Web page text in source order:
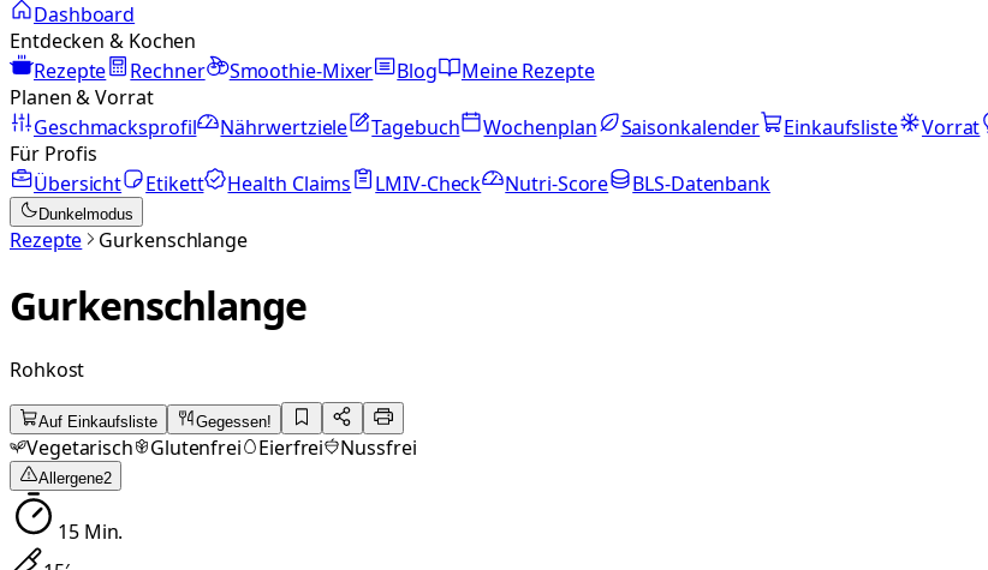
Dashboard
Entdecken & Kochen
Rezepte
Rechner Smoothie-Mixer Blog
Meine Rezepte
Planen & Vorrat
Geschmacksprofil
Nährwertziele Tagebuch Wochenplan Saisonkalender Einkaufsliste Vorrat
Für Profis
Übersicht
Etikett Health Claims LMIV-Check Nutri-Score BLS-Datenbank
Dunkelmodus
Rezepte Gurkenschlange
Gurkenschlange
Rohkost
Auf Einkaufsliste Gegessen!
Vegetarisch Glutenfrei Eierfrei Nussfrei
Allergene2
15Min.